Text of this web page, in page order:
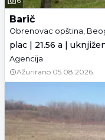
Barič
Obrenovac opština,
plac | 21.56 a |
Agencija
Ažurirano 05.08.2026.